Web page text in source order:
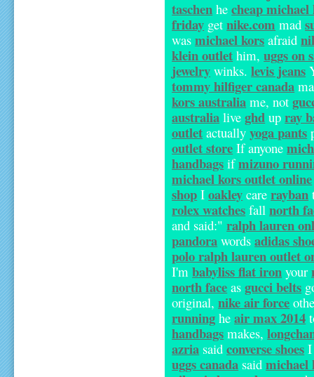
taschen hecheap michael
friday getnike.com mad
wasmichael kors afraid
klein outlet him,uggs on
jewelry winks.levis jeans
tommy hilfiger canada
kors australia me, not
australia liveghd upray
outlet actuallyyoga pants
outlet store If anyone
handbags ifmizuno
michael kors outlet online
shop Ioakley carerayban
rolex watches fallnorth
and said:"ralph lauren
pandora wordsadidas
polo ralph lauren outlet
I'mbabyliss flat iron your
north face asgucci belts
original,nike air force
running heair max 2014
handbags makes,
azria saidconverse shoes
uggs canada saidmichael